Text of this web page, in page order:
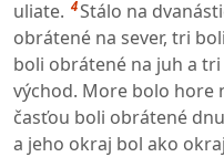
uliate. 4Stálo na
obrátené na sever, tri
boli obrátené na juh a
východ. More bolo hore
časťou boli obrátené
a jeho okraj bol ako